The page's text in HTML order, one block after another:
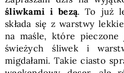
śliwkami i bezą. To już
składa się z warstwy
na maśle, które
świeżych śliwek i
migdałami. Takie ciasto